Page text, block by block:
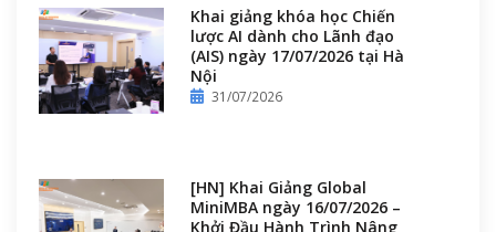
Khai giảng khóa học Chiến
lược AI dành cho Lãnh đạo
(AIS) ngày 17/07/2026 tại Hà
Nội
31/07/2026
[HN] Khai Giảng Global
MiniMBA ngày 16/07/2026 –
Khởi Đầu Hành Trình Nâng